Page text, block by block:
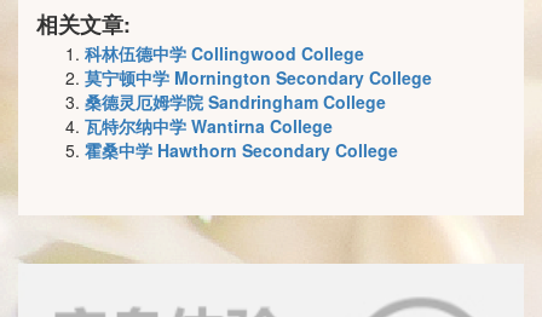
相关文章:
科林伍德中学 Collingwood College
莫宁顿中学 Mornington Secondary College
桑德灵厄姆学院 Sandringham College
瓦特尔纳中学 Wantirna College
霍桑中学 Hawthorn Secondary College